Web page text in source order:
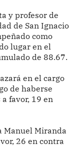
y profesor de
de San Ignacio
como
lugar en el
de 88.67.
en el cargo
de haberse
favor, 19 en
Manuel Miranda
26 en contra